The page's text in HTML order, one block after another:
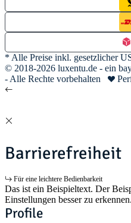
* Alle Preise inkl. gesetzlicher
© 2018-2026 luxentu.de - ein
- Alle Rechte vorbehalten
Barrierefreiheit
Für eine leichtere Bedienbarkeit
Das ist ein Beispieltext. Der
Einstellungen besser zu erkennen.
Profile